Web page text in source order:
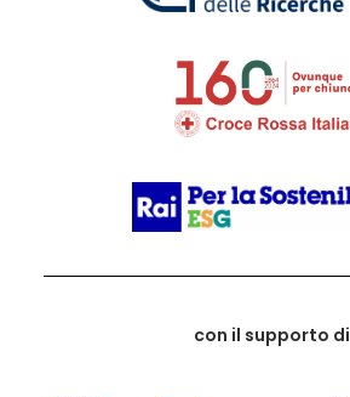
con il supporto di